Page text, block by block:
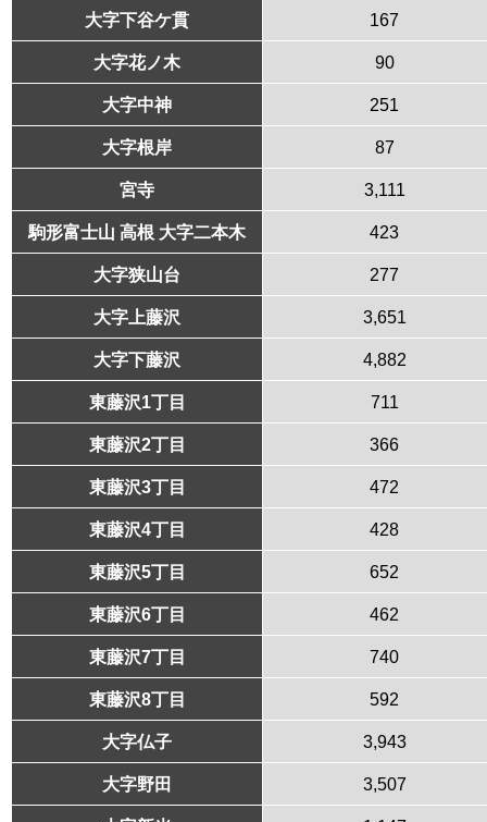
大字下谷ケ貫 167
大字花ノ木 90
大字中神 251
大字根岸 87
宮寺 3,111
駒形富士山 高根 大字二本木 423
大字狭山台 277
大字上藤沢 3,651
大字下藤沢 4,882
東藤沢1丁目 711
東藤沢2丁目 366
東藤沢3丁目 472
東藤沢4丁目 428
東藤沢5丁目 652
東藤沢6丁目 462
東藤沢7丁目 740
東藤沢8丁目 592
大字仏子 3,943
大字野田 3,507